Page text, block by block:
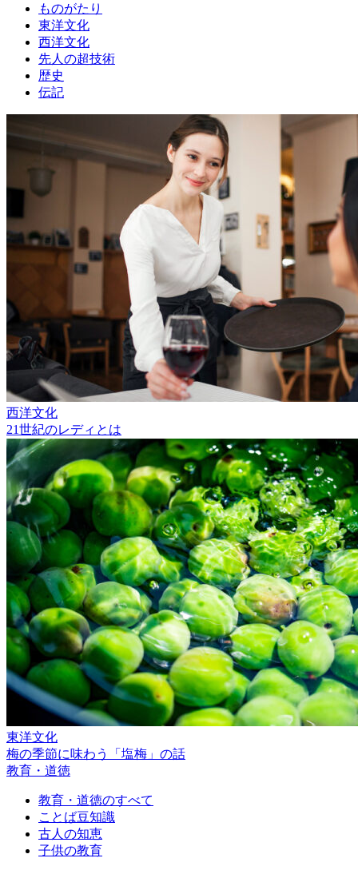
ものがたり
東洋文化
西洋文化
先人の超技術
歴史
伝記
西洋文化
21世紀のレディとは
東洋文化
梅の季節に味わう「塩梅」の話
教育・道徳
教育・道徳のすべて
ことば豆知識
古人の知恵
子供の教育